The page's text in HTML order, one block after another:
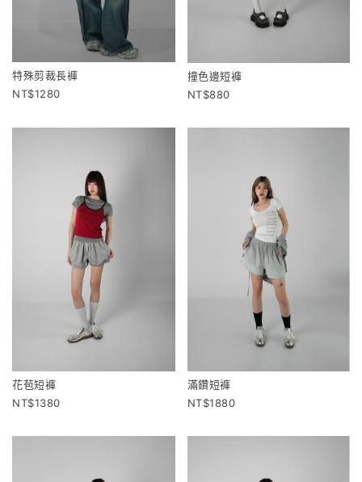
特殊剪裁長褲
1280
撞色邊短褲
880
花苞短褲
1380
滿鑽短褲
1880